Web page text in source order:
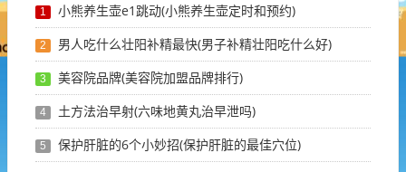
1 小熊养生壶e1跳动(小熊养生壶定时和预约)
2 男人吃什么壮阳补精最快(男子补精壮阳吃什么好)
3 美容院品牌(美容院加盟品牌排行)
4 土方法治早射(六味地黄丸治早泄吗)
5
保护肝脏的6个小妙招(保护肝脏的最佳穴位)